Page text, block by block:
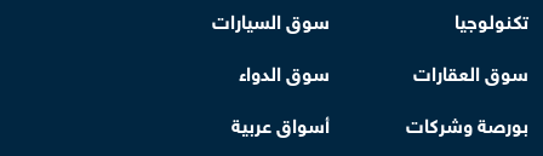
تكنولوجيا
سوق السيارات
سوق العقارات
سوق الدواء
بورصة وشركات
أسواق عربية